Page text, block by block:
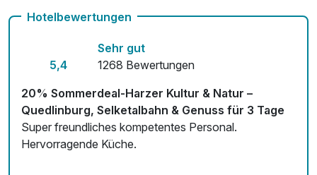
Obstteller für 2 Personen
pro Zimmer
Strauß Rosen
pro Stück
Auch vegetarische Speisen
Zimmerservice verfügbar
Hotelbewertungen
5,4
Sehr gut
1268 Bewertungen
20% Sommerdeal-Harzer Kultur & Natur –
Quedlinburg, Selketalbahn & Genuss für 3 Tage
Super freundliches kompetentes Personal.
Hervorragende Küche.